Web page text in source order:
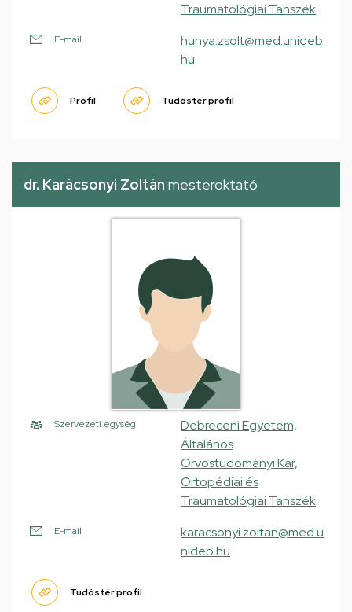
Traumatológiai Tanszék
E-mail
hunya.zsolt@med.unideb.
hu
Profil Tudóstér profil
dr. Karácsonyi Zoltán mesteroktató
Szervezeti egység
Debreceni Egyetem,
Általános
Orvostudományi Kar,
Ortopédiai és
Traumatológiai Tanszék
E-mail
karacsonyi.zoltan@med.u
nideb.hu
Tudóstér profil